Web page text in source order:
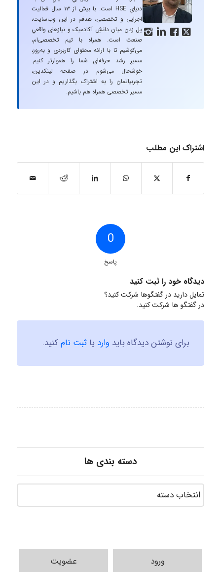
   
دنیایِ HSE است. با بیش از ۱۳ سال فعالیت
اجرایی و تخصصی، هدفم در این وب‌سایت،
پل زدن میان دانشِ آکادمیک و نیازهای واقعیِ
صنعت است. همراه با تیم تخصصی‌ام،
می‌کوشیم تا با ارائه محتوای کاربردی و به‌روز،
مسیرِ رشد حرفه‌ای شما را هموارتر کنیم.
خوشحال می‌شوم در صفحه لینکدین،
تجربیاتمان را به اشتراک بگذاریم و در این
مسیر تخصصی همراه هم باشیم.
اشتراک این مطلب
0
پاسخ
دیدگاه خود را ثبت کنید
تمایل دارید در گفتگوها شرکت کنید؟
در گفتگو ها شرکت کنید.
برای نوشتن دیدگاه باید وارد یا ثبت نامکنید.
دسته بندی ها
ورود عضویت